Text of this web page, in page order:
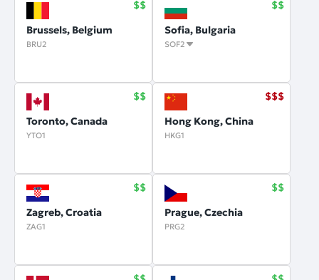
Brussels, Belgium
BRU2
Sofia, Bulgaria
SOF2
Toronto, Canada
YTO1
Hong Kong, China
HKG1
Zagreb, Croatia
ZAG1
Prague, Czechia
PRG2